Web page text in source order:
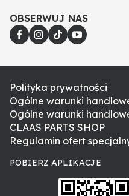
OBSERWUJ NAS
Polityka prywatności
Ogólne warunki
Ogólne warunki
CLAAS PARTS SHOP
Regulamin ofert
POBIERZ APLIKACJE